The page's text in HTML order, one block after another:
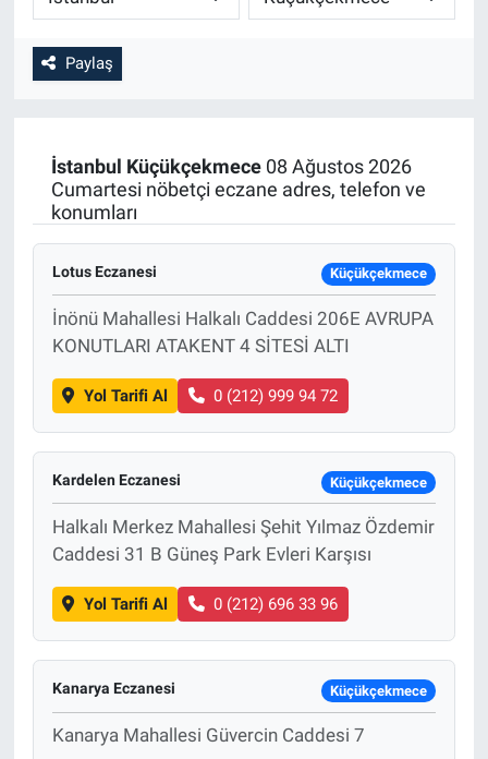
Paylaş
İstanbul Küçükçekmece08 Ağustos 2026
Cumartesi nöbetçi eczane adres, telefon ve
konumları
Lotus Eczanesi Küçükçekmece
İnönü Mahallesi Halkalı Caddesi 206E AVRUPA
KONUTLARI ATAKENT 4 SİTESİ ALTI
Yol Tarifi Al 0 (212) 999 94 72
Kardelen Eczanesi Küçükçekmece
Halkalı Merkez Mahallesi Şehit Yılmaz Özdemir
Caddesi 31 B Güneş Park Evleri Karşısı
Yol Tarifi Al 0 (212) 696 33 96
Kanarya Eczanesi Küçükçekmece
Kanarya Mahallesi Güvercin Caddesi 7